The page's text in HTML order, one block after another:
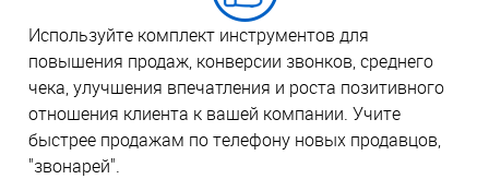
Используйте комплект инструментов для
повышения продаж, конверсии звонков, среднего
чека, улучшения впечатления и роста позитивного
отношения клиента к вашей компании. Учите
быстрее продажам по телефону новых продавцов,
"звонарей".